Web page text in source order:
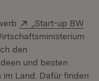
Extern:
„Start-up BW
Fenster)
den
und besten
im Land. Dafür finden